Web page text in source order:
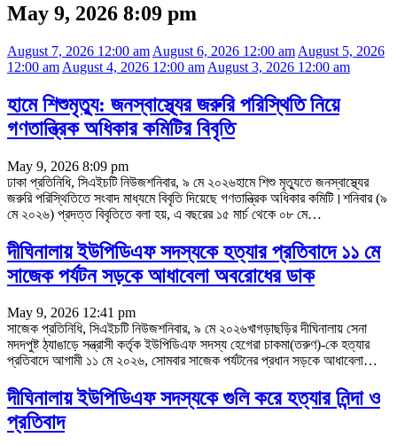
May 9, 2026 8:09 pm
August 7, 2026 12:00 am August 6, 2026 12:00 am August 5, 2026
12:00 am August 4, 2026 12:00 am August 3, 2026 12:00 am
হামে শিশুমৃত্যু: জনস্বাস্থ্যের জরুরি পরিস্থিতি নিয়ে
গণতান্ত্রিক অধিকার কমিটির বিবৃতি
May 9, 2026 8:09 pm
ঢাকা প্রতিনিধি, সিএইচটি নিউজশনিবার, ৯ মে ২০২৬হামে শিশু মৃত্যুতে জনস্বাস্থ্যের
জরুরি পরিস্থিতিতে সংবাদ মাধ্যমে বিবৃতি দিয়েছে গণতান্ত্রিক অধিকার কমিটি।শনিবার (৯
মে ২০২৬) প্রদত্ত বিবৃতিতে বলা হয়, এ বছরের ১৫ মার্চ থেকে ০৮ মে…
দীঘিনালায় ইউপিডিএফ সদস্যকে হত্যার প্রতিবাদে ১১ মে
সাজেক পর্যটন সড়কে আধাবেলা অবরোধের ডাক
May 9, 2026 12:41 pm
সাজেক প্রতিনিধি, সিএইচটি নিউজশনিবার, ৯ মে ২০২৬খাগড়াছড়ির দীঘিনালায় সেনা
মদদপুষ্ট ঠ্যাঙাড়ে সন্ত্রাসী কর্তৃক ইউপিডিএফ সদস্য হেগেরা চাকমা(তরুণ)-কে হত্যার
প্রতিবাদে আগামী ১১ মে ২০২৬, সোমবার সাজেক পর্যটনের প্রধান সড়কে আধাবেলা…
দীঘিনালায় ইউপিডিএফ সদস্যকে গুলি করে হত্যার নিন্দা ও
প্রতিবাদ